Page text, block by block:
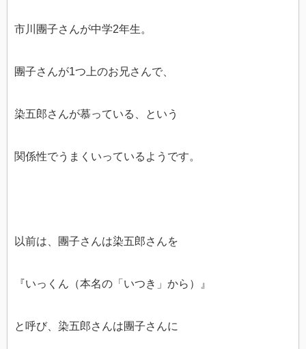
市川團子さんが中学2年生。
團子さんが1つ上のお兄さんで、
染五郎さんが慕っている、という
関係性でうまくいっているようです。
以前は、團子さんは染五郎さんを
『いっくん（本名の「いつき」から）』
と呼び、染五郎さんは團子さんに